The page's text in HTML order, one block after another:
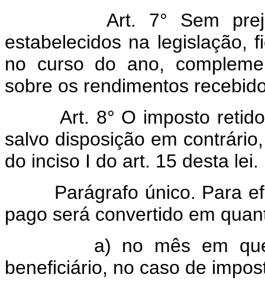
Art. 7° Sem prejuízo
estabelecidos na legislação,
no curso do ano,
sobre os rendimentos
Art. 8° O imposto retido
salvo disposição em
do inciso I do art. 15 desta lei.
Parágrafo único. Para
pago será convertido em
a) no mês em que os
beneficiário, no caso de